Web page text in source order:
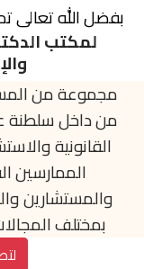
بفضل الله تعالى
لمكتب
مجموعة من
من داخل سلطنة
القانونية
الممارسين
والمستشارين
بمختلف